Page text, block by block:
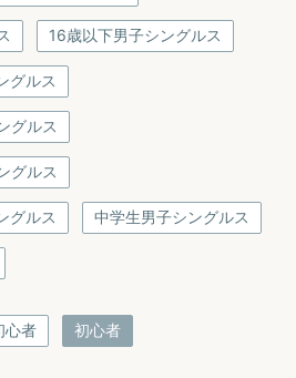
16歳以下男子シングルス
グルス
グルス
グルス
グルス 中学生男子シングルス
心者 初心者